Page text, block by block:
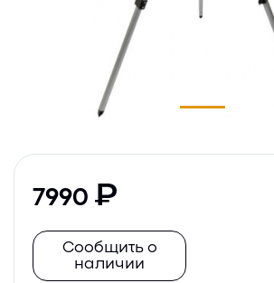
7990
Сообщить о
наличии